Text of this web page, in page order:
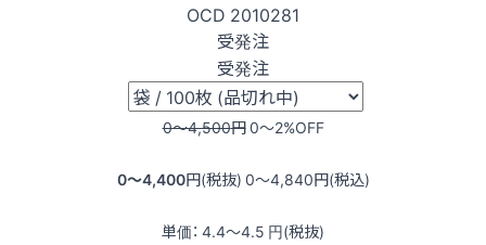
OCD 2010281
受発注
受発注
0〜4,500円0〜2%OFF
0〜4,400円(税抜) 0〜4,840円(税込)
単価： 4.4〜4.5 円(税抜)